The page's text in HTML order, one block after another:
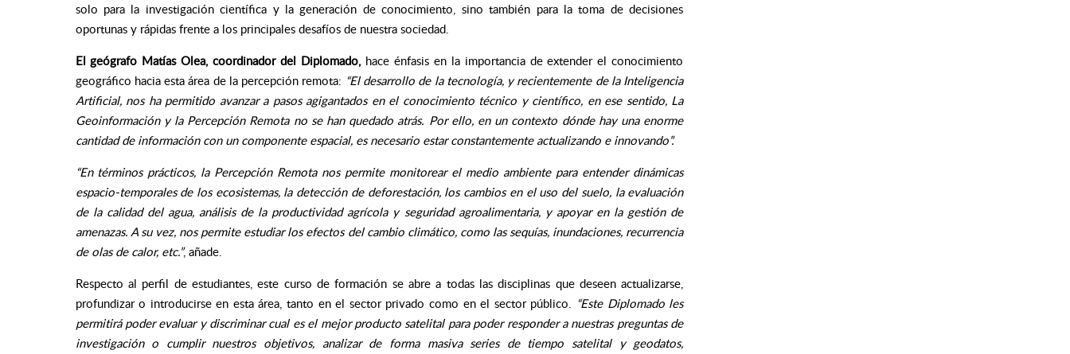
solo para la investigación científica y la generación de conocimiento, sino también para la toma de decisiones
oportunas y rápidas frente a los principales desafíos de nuestra sociedad.
El geógrafo Matías Olea, coordinador del Diplomado,hace énfasis en la importancia de extender el conocimiento
geográfico hacia esta área de la percepción remota: “El desarrollo de la tecnología, y recientemente de la Inteligencia
Artificial, nos ha permitido avanzar a pasos agigantados en el conocimiento técnico y científico, en ese sentido, La
Geoinformación y la Percepción Remota no se han quedado atrás. Por ello, en un contexto dónde hay una enorme
cantidad de información con un componente espacial, es necesario estar constantemente actualizando e innovando”.
“En términos prácticos, la Percepción Remota nos permite monitorear el medio ambiente para entender dinámicas
espacio-temporales de los ecosistemas, la detección de deforestación, los cambios en el uso del suelo, la evaluación
de la calidad del agua, análisis de la productividad agrícola y seguridad agroalimentaria, y apoyar en la gestión de
amenazas. A su vez, nos permite estudiar los efectos del cambio climático, como las sequías, inundaciones, recurrencia
de olas de calor, etc.”, añade.
Respecto al perfil de estudiantes, este curso de formación se abre a todas las disciplinas que deseen actualizarse,
profundizar o introducirse en esta área, tanto en el sector privado como en el sector público. “Este Diplomado les
permitirá poder evaluar y discriminar cual es el mejor producto satelital para poder responder a nuestras preguntas de
investigación o cumplir nuestros objetivos, analizar de forma masiva series de tiempo satelital y geodatos,